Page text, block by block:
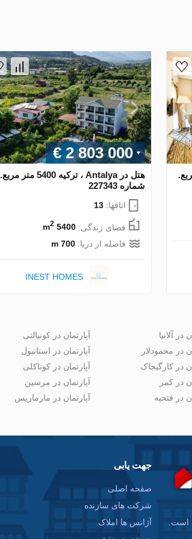
متر مربع.
€ 2 803 000
هتل در Antalya ، ترکیه 5400 متر مربع.
شماره 227343
اتاقها: 13
فضای زندگی: 5400 m
2
فاصله از دریا: 700 m
INEST HOMES
در آلانیا
در محمودلار
در کارگیجاک
در کمر
در فتحیه
آپارتمان در کونیالتی
آپارتمان در استانبول
آپارتمان در کوناکلی
آپارتمان در مرسین
آپارتمان در مارماریس
جهت یابی
صفحه اصلی
شرکت های سازنده
آژانس ها املاک